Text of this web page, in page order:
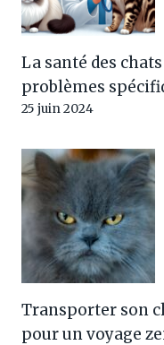
La santé des
problèmes
25 juin 2024
Transporter son
pour un voyage